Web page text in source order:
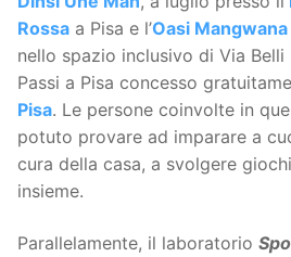
Rossa a Pisa e l’Oasi Mangwana
nello spazio inclusivo di Via
Passi a Pisa concesso
Pisa. Le persone coinvolte in
potuto provare ad imparare a
cura della casa, a svolgere
insieme.
Parallelamente, il laboratorio